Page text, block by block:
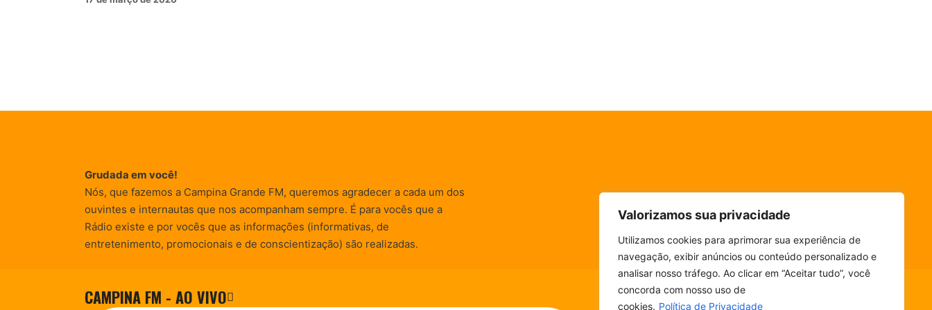
Valorizamos sua privacidade
Utilizamos cookies para aprimorar sua experiência de
navegação, exibir anúncios ou conteúdo personalizado e
analisar nosso tráfego. Ao clicar em “Aceitar tudo”, você
concorda com nosso uso de
cookies. Política de Privacidade
CAMPINA FM - AO VIVO
Grudada em você!
Nós, que fazemos a Campina Grande FM, queremos agradecer a cada um dos
ouvintes e internautas que nos acompanham sempre. É para vocês que a
Rádio existe e por vocês que as informações (informativas, de
entretenimento, promocionais e de conscientização) são realizadas.
© Campina FM 1978 – 2026.Termos de Uso